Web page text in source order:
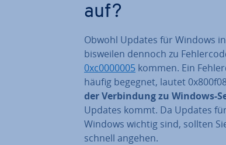
auf?
Obwohl Updates für Windows
bisweilen dennoch zu
0xc0000005 kommen. Ein
häufig begegnet, lautet
der Ver­bin­dung zu Windows-
Updates kommt. Da Updates
Windows wichtig sind, sollten
schnell angehen.